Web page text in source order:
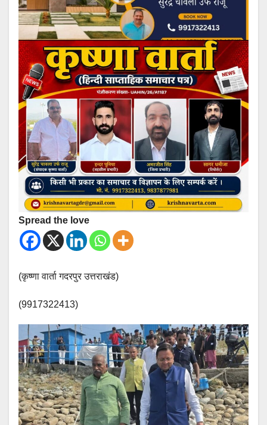
Spread the love
(कृष्णा वार्ता गदरपुर उत्तराखंड)
(9917322413)